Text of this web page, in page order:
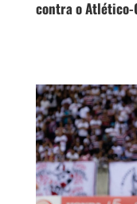
contra o Atlético-